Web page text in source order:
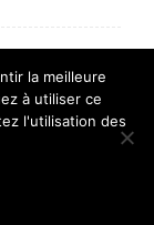
9, 2020 at
la meilleure
à utiliser ce
l'utilisation des